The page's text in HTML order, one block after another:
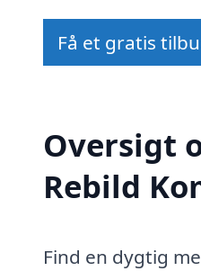
Få et gratis
Oversigt
Rebild
Find en dygtig